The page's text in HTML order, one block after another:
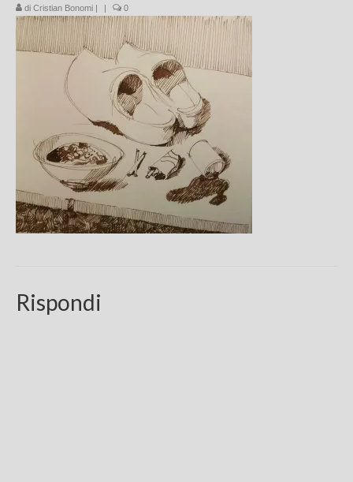
Chi sono
FAQ
Contatti
di Cristian Bonomi | | 0
Rispondi